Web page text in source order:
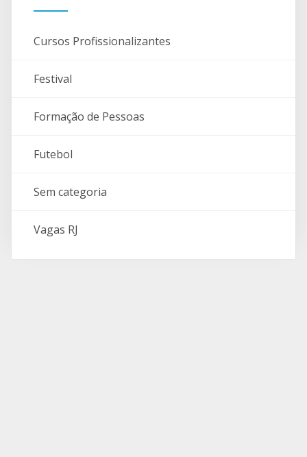
Cursos Profissionalizantes
Festival
Formação de Pessoas
Futebol
Sem categoria
Vagas RJ